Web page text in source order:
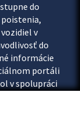
do
v
do
informácie
portáli
v spolupráci
SR.